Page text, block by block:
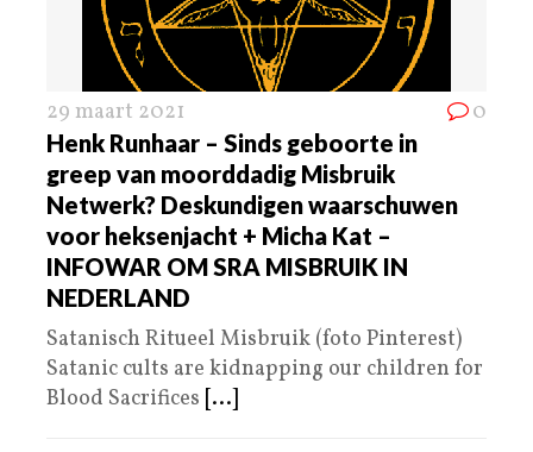
29 maart 2021 0
Henk Runhaar – Sinds geboorte in
greep van moorddadig Misbruik
Netwerk? Deskundigen waarschuwen
voor heksenjacht + Micha Kat –
INFOWAR OM SRA MISBRUIK IN
NEDERLAND
Satanisch Ritueel Misbruik (foto Pinterest)
Satanic cults are kidnapping our children for
Blood Sacrifices [...]